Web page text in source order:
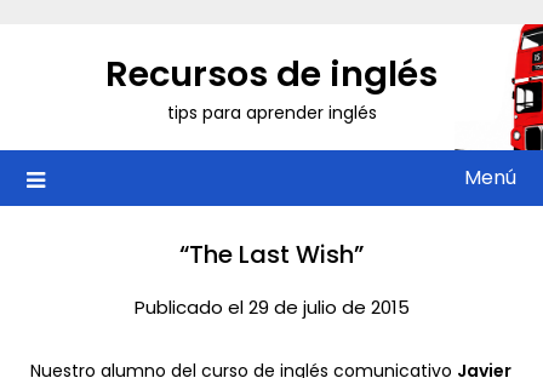
Recursos de inglés
tips para aprender inglés
Menú
“The Last Wish”
Publicado el 29 de julio de 2015
Nuestro alumno del curso de inglés comunicativo Javier